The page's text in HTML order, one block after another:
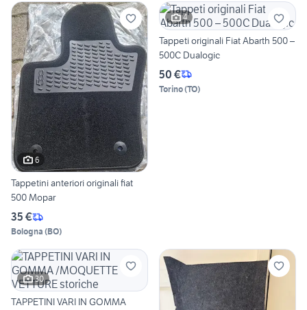
6
Tappetini anteriori originali fiat
500 Mopar
35 €
Bologna (BO)
4
Tappeti originali Fiat Abarth 500 –
500C Dualogic
50 €
Torino(TO)
30
TAPPETINI VARI IN GOMMA